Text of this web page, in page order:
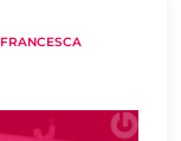
FRANCESCA